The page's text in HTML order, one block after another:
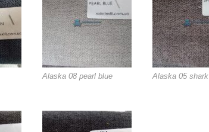
Alaska 08 pearl blue Alaska 05 shark